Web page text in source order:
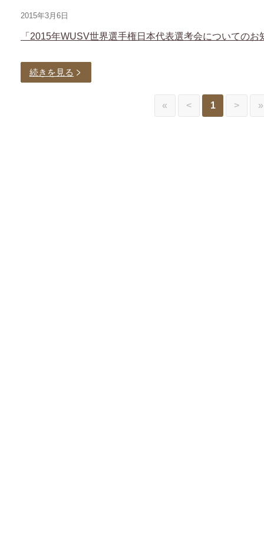
2015年3月6日
「2015年WUSV世界選手権日本代表選考会についての
続きを見る
« < 1 > »